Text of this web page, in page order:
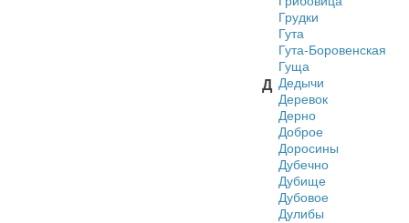
Грудки
Гута
Гута-Боровенская
Гуща
Д Дедычи
Деревок
Дерно
Доброе
Доросины
Дубечно
Дубище
Дубовое
Дулибы